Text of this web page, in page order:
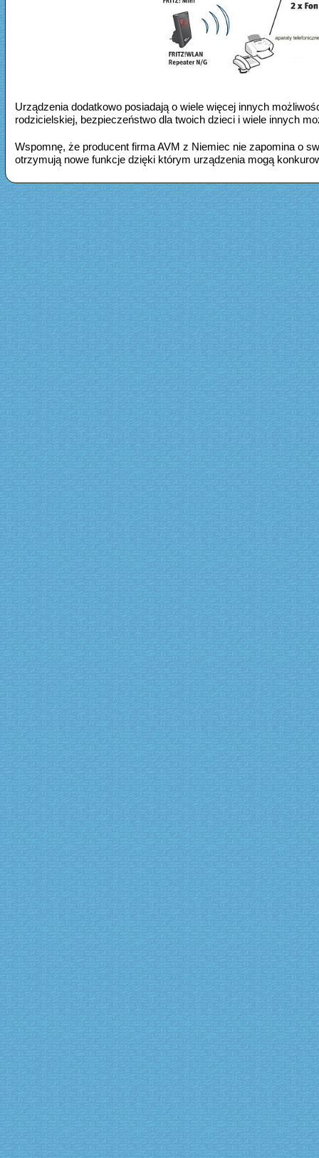
Urządzenia dodatkowo posiadają o wiele więcej innych
rodzicielskiej, bezpieczeństwo dla twoich dzieci i wiele innych
Wspomnę, że producent firma AVM z Niemiec nie zapomina o
otrzymują nowe funkcje dzięki którym urządzenia mogą